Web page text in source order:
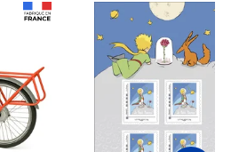
Prix 7,50€